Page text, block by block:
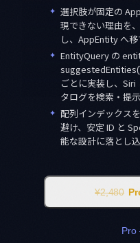
✦ 選択肢が固定の
現できない理由を
し、AppEntity へ
✦ EntityQuery の
ごとに実装し、Siri
タログを検索・提
✦ 配列インデックス
避け、安定 ID と
能な設計に落とし
¥2,480
Pro